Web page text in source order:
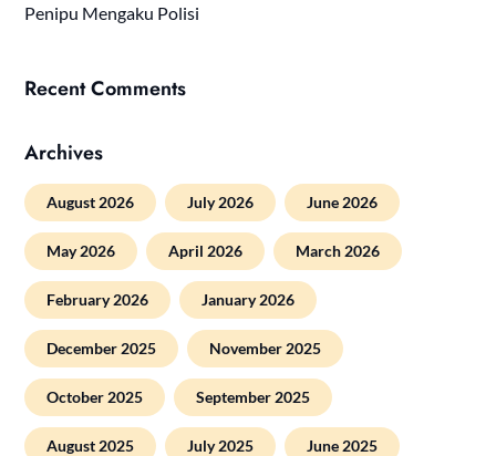
Penipu Mengaku Polisi
Recent Comments
Archives
August 2026 July 2026 June 2026
May 2026 April 2026 March 2026
February 2026 January 2026
December 2025 November 2025
October 2025 September 2025
August 2025 July 2025 June 2025